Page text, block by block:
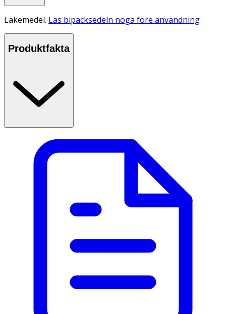
Läkemedel. Läs bipacksedeln noga före användning
Produktfakta